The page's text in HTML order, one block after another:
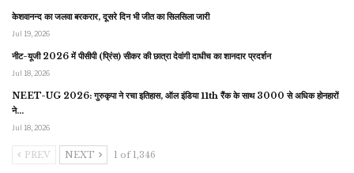
केशवानन्द का जलवा बरकरार, दूसरे दिन भी जीत का सिलसिला जारी
Jul 19, 2026
नीट-यूजी 2026 में पीसीपी (प्रिंस) सीकर की छात्रा देवांगी दाधीच का शानदार प्रदर्शन
Jul 18, 2026
NEET-UG 2026: गुरुकृपा ने रचा इतिहास, ऑल इंडिया 11th रैंक के साथ 3000 से अधिक होनहारों
ने…
Jul 18, 2026
PREV NEXT 1 of 1,346